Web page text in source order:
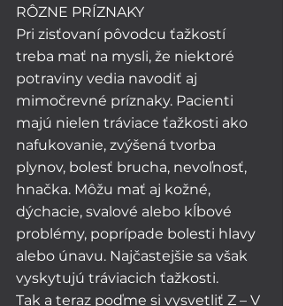
RÔZNE PRÍZNAKY
Pri zisťovaní pôvodcu ťažkostí
treba mať na mysli, že niektoré
potraviny vedia navodiť aj
mimočrevné príznaky. Pacienti
majú nielen tráviace ťažkosti ako
nafukovanie, zvýšená tvorba
plynov, bolesť brucha, nevoľnosť,
hnačka. Môžu mať aj kožné,
dýchacie, svalové alebo kĺbové
problémy, poprípade bolesti hlavy
alebo únavu. Najčastejšie sa však
vyskytujú tráviacich ťažkosti.
Tak a teraz poďme si vysvetliť Z – V